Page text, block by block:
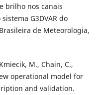
brilho nos canais
G3DVAR do
de Meteorologia,
M., Chain, C.,
operational model for
and validation.